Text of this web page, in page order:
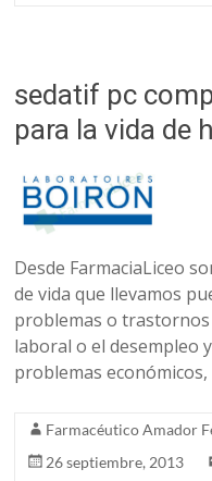
sedatif pc
para la vida de
Desde FarmaciaLiceo
de vida que llevamos
problemas o trastornos
laboral o el desempleo
problemas económicos,
Farmacéutico Amador
26 septiembre, 2013